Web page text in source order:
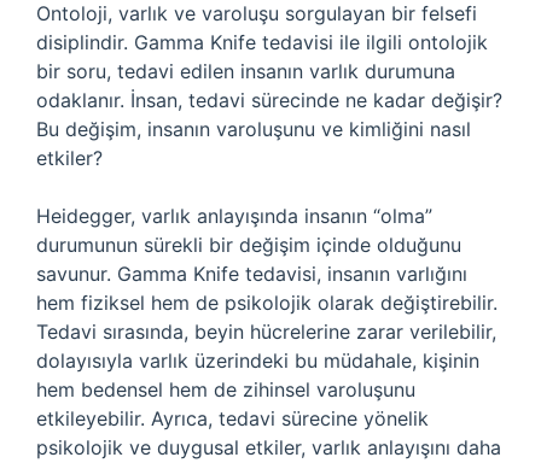
Ontoloji, varlık ve varoluşu sorgulayan bir felsefi
disiplindir. Gamma Knife tedavisi ile ilgili ontolojik
bir soru, tedavi edilen insanın varlık durumuna
odaklanır. İnsan, tedavi sürecinde ne kadar değişir?
Bu değişim, insanın varoluşunu ve kimliğini nasıl
etkiler?
Heidegger, varlık anlayışında insanın “olma”
durumunun sürekli bir değişim içinde olduğunu
savunur. Gamma Knife tedavisi, insanın varlığını
hem fiziksel hem de psikolojik olarak değiştirebilir.
Tedavi sırasında, beyin hücrelerine zarar verilebilir,
dolayısıyla varlık üzerindeki bu müdahale, kişinin
hem bedensel hem de zihinsel varoluşunu
etkileyebilir. Ayrıca, tedavi sürecine yönelik
psikolojik ve duygusal etkiler, varlık anlayışını daha